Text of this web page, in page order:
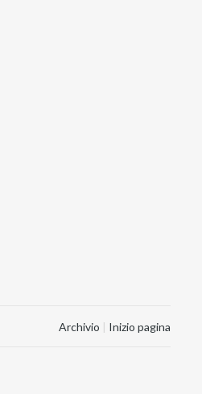
Archivio | Inizio pagina